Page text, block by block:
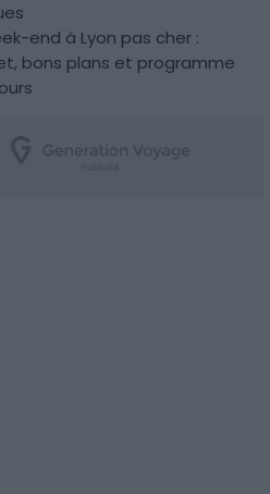
end à Lyon pas cher :
bons plans et programme